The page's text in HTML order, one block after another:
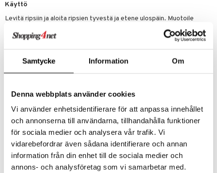
Samtycke Information Om
Denna webbplats använder cookies
Vi använder enhetsidentifierare för att anpassa innehållet
och annonserna till användarna, tillhandahålla funktioner
för sociala medier och analysera vår trafik. Vi
vidarebefordrar även sådana identifierare och annan
information från din enhet till de sociala medier och
annons- och analysföretag som vi samarbetar med.
Käyttö
Levitä ripsiin ja aloita ripsien tyvestä ja etene ulospäin. Muotoile
Ainesosat
POLYACRYLATE-21, BUTYLENE GLYCOL, BIS-DIGLYCERYL
POLYACYLADIPATE-2, CETEARYL ALCOHOL, SYNTHETIC
20, SYNTHETIC BEESWAX, GLYCERYL
BEHENATE/EICOSADIOATE, POLYETHYLENE, RICINUS
COMMUNIS SEED OIL, STEARETH-2, TRIBEHENIN,
PHENOXYETHANOL, POLYBUTENE, CAPRYLYL GLYCOL, ACACIA
SENEGAL GUM, HYDROXYETHYLCELLULOSE, TRIDECETH-6
PHOSPHATE, ETHYLHEXYLGLYCERIN, HEXYLENE GLYCOL,
SODIUM HYDROXIDE, ALLANTOIN, TOCOPHERYL ACETATE,
DIPROPYLENE GLYCOL, TETRASODIUM EDTA, GLYCERYL
CAPRYLATE, PENTAERYTHRITYL TETRA-DI-T-BUTYL
HYDROXYHYDROCINNAMATE, CI 77499. (IL1123)